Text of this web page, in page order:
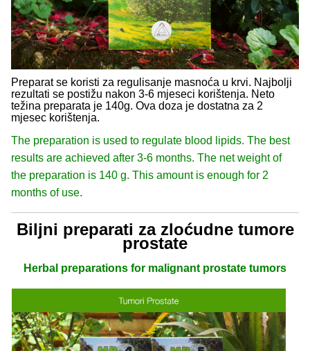
Preparat se koristi za regulisanje masnoća u krvi. Najbolji
rezultati se postižu nakon 3-6 mjeseci korištenja. Neto
težina preparata je 140g. Ova doza je dostatna za 2
mjesec korištenja.
The preparation is used to regulate blood lipids. The best
results are achieved after 3-6 months. The net weight of
the preparation is 140 g. This amount is enough for 2
months of use.
Biljni preparati za zloćudne tumore
prostate
Herbal preparations for malignant prostate tumors